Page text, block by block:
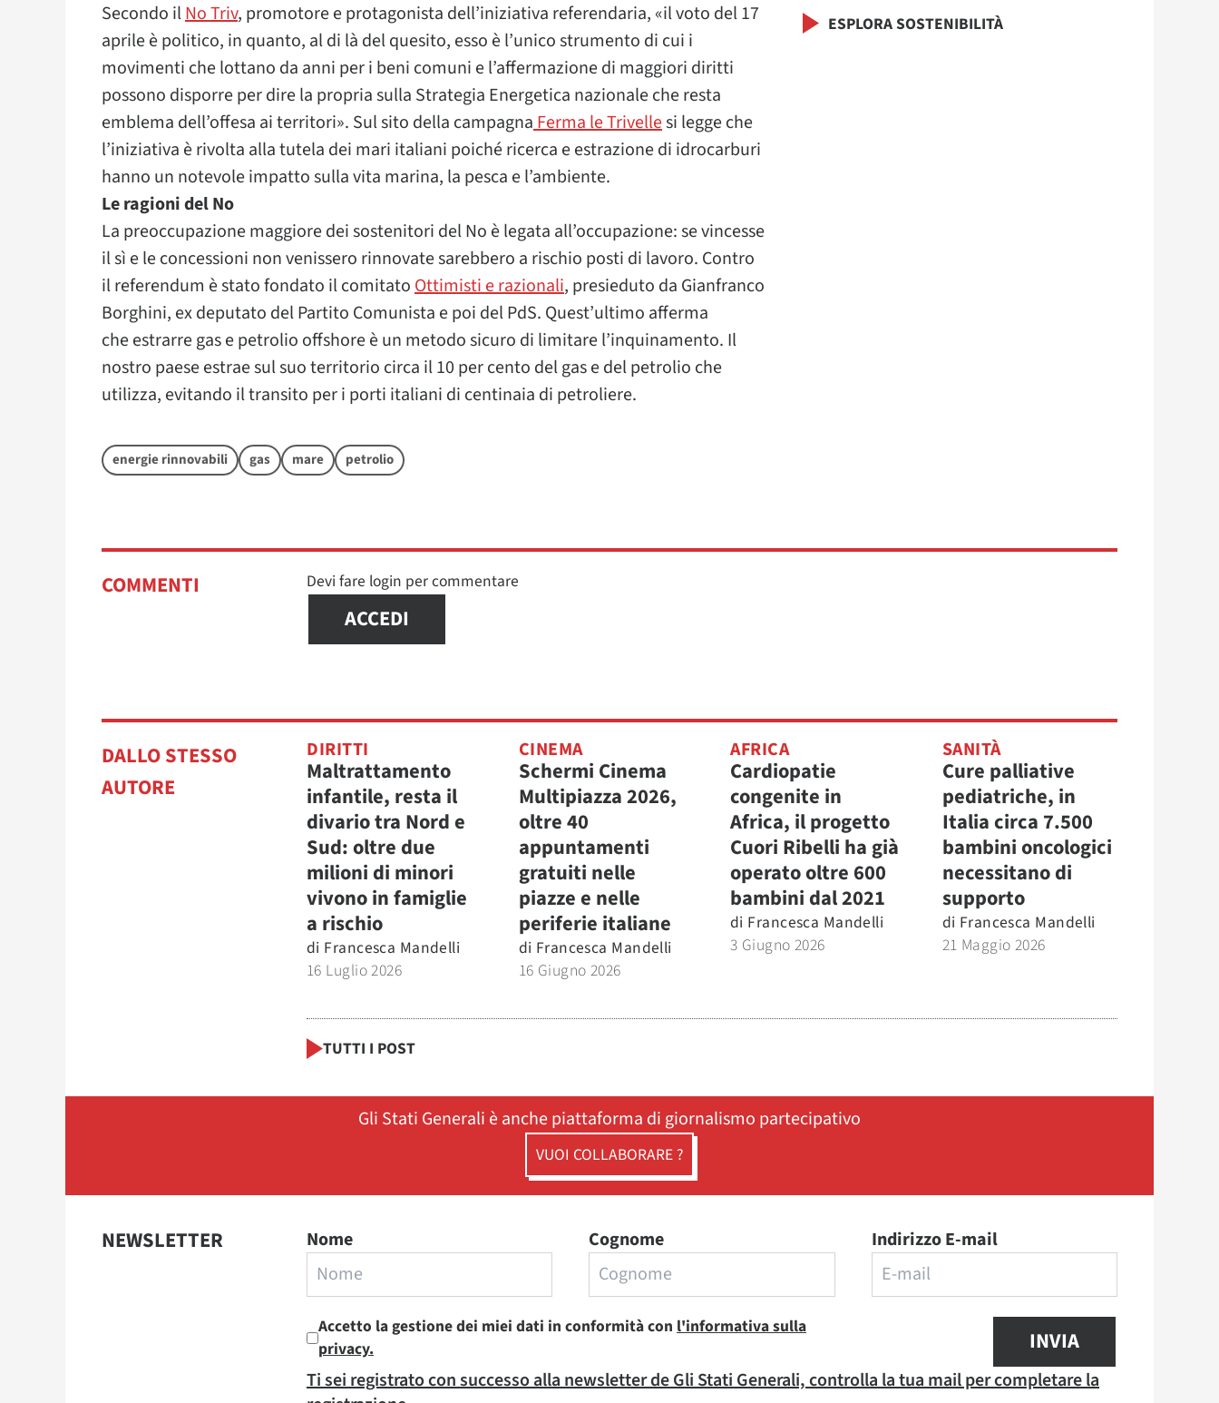
Secondo ilNo Triv, promotore e protagonista dell’iniziativa referendaria, «il voto del 17
aprile è politico, in quanto, al di là del quesito, esso è l’unico strumento di cui i
movimenti che lottano da anni per i beni comuni e l’affermazione di maggiori diritti
possono disporre per dire la propria sulla Strategia Energetica nazionale che resta
emblema dell’offesa ai territori». Sul sito della campagnaFerma le Trivellesi legge che
l’iniziativa è rivolta alla tutela dei mari italiani poiché ricerca e estrazione di idrocarburi
hanno un notevole impatto sulla vita marina, la pesca e l’ambiente.
Le ragioni del No
La preoccupazione maggiore dei sostenitori del No è legata all’occupazione: se vincesse
il sì e le concessioni non venissero rinnovate sarebbero a rischio posti di lavoro. Contro
il referendum è stato fondato il comitatoOttimisti e razionali, presieduto da Gianfranco
Borghini, ex deputato del Partito Comunista e poi del PdS. Quest’ultimo afferma
che estrarre gas e petrolio offshore è un metodo sicuro di limitare l’inquinamento. Il
nostro paese estrae sul suo territorio circa il 10 per cento del gas e del petrolio che
utilizza, evitando il transito per i porti italiani di centinaia di petroliere.
energie rinnovabili gas mare petrolio
ESPLORA SOSTENIBILITÀ
COMMENTI Devi fare login per commentare
ACCEDI
DALLO STESSO
AUTORE
DIRITTI
Maltrattamento
infantile, resta il
divario tra Nord e
Sud: oltre due
milioni di minori
vivono in famiglie
a rischio
di Francesca Mandelli
16 Luglio 2026
CINEMA
Schermi Cinema
Multipiazza 2026,
oltre 40
appuntamenti
gratuiti nelle
piazze e nelle
periferie italiane
di Francesca Mandelli
16 Giugno 2026
AFRICA
Cardiopatie
congenite in
Africa, il progetto
Cuori Ribelli ha già
operato oltre 600
bambini dal 2021
di Francesca Mandelli
3 Giugno 2026
SANITÀ
Cure palliative
pediatriche, in
Italia circa 7.500
bambini oncologici
necessitano di
supporto
di Francesca Mandelli
21 Maggio 2026
TUTTI I POST
Gli Stati Generali è anche piattaforma di giornalismo partecipativo
VUOI COLLABORARE ?
NEWSLETTER Nome Cognome Indirizzo E-mail
Accetto la gestione dei miei dati in conformità con l'informativa sulla
privacy.
INVIA
Ti sei registrato con successo alla newsletter de Gli Stati Generali, controlla la tua mail per completare la